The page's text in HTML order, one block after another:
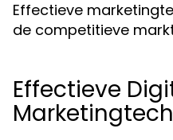
Effectieve
de competitieve
Effectieve